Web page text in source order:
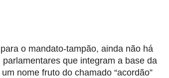
o mandato-tampão, ainda não há
que integram a base da
nome fruto do chamado “acordão”